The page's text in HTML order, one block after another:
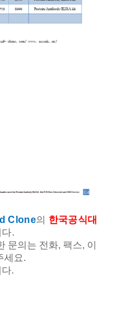
Clone의 한국공식대
다.
문의는 전화, 팩스, 이
세요.
.